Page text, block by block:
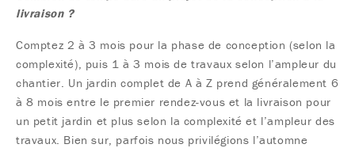
livraison ?
Comptez 2 à 3 mois pour la phase de conception (selon la
complexité), puis 1 à 3 mois de travaux selon l’ampleur du
chantier. Un jardin complet de A à Z prend généralement 6
à 8 mois entre le premier rendez-vous et la livraison pour
un petit jardin et plus selon la complexité et l’ampleur des
travaux. Bien sur, parfois nous privilégions l’automne